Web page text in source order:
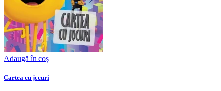
Adaugă în coș
Cartea cu jocuri